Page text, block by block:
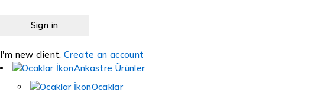
I'm new client. Create an account
Ankastre Ürünler
Ocaklar